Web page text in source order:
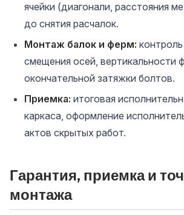
ячейки (диагонали, расстояния
до снятия расчалок.
Монтаж балок и ферм:
смещения осей, вертикальности
окончательной затяжки болтов.
Приемка: итоговая
каркаса, оформление
актов скрытых работ.
Гарантия, приемка и
монтажа